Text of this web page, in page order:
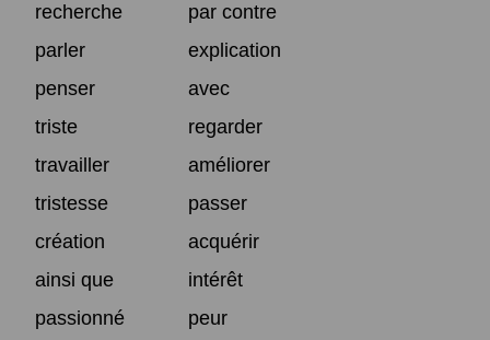
recherche
par contre
parler
explication
penser
avec
triste
regarder
travailler
améliorer
tristesse
passer
création
acquérir
ainsi que
intérêt
passionné
peur